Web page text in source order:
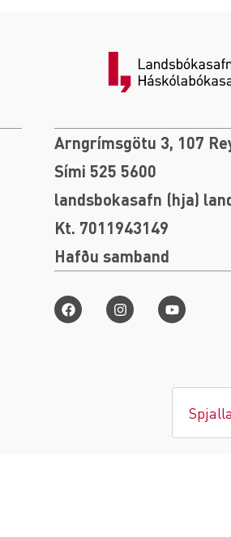
Arngrímsgötu 3, 107
Sími 525 5600
landsbokasafn (hja)
Kt. 7011943149
Hafðu samband